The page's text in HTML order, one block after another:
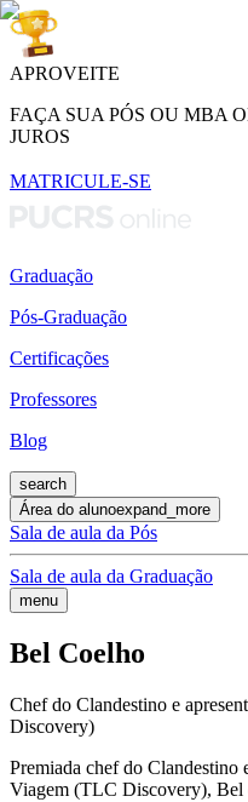
APROVEITE
FAÇA SUA PÓS OU MBA
JUROS
MATRICULE-SE
Graduação
Pós-Graduação
Certificações
Professores
Blog
search
Área do alunoexpand_more
Sala de aula da Pós
Sala de aula da Graduação
menu
Bel Coelho
Chef do Clandestino e
Discovery)
Premiada chef do Clandestino
Viagem (TLC Discovery), Bel